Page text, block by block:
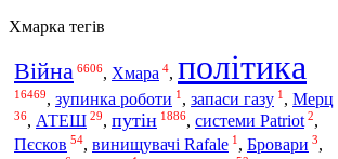
Хмарка тегів
Війна 6606, Хмара 4, політика
16469, зупинка роботи 1 , запаси газу 1 , Мерц
36, АТЕШ 29, путін 1886, системи Patriot 2,
Пєсков 54, винищувачі Rafale 1 , Бровари 3,